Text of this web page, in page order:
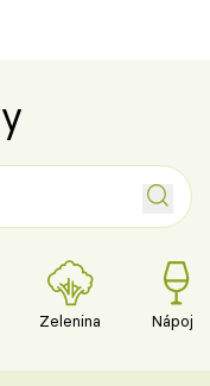
Zelenina Nápoje